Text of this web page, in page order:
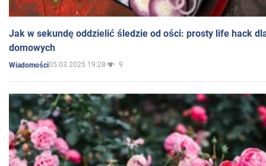
Jak w sekundę oddzielić śledzie od ości: prosty life hack
domowych
Wiadomości05.03.2025 19:28 9